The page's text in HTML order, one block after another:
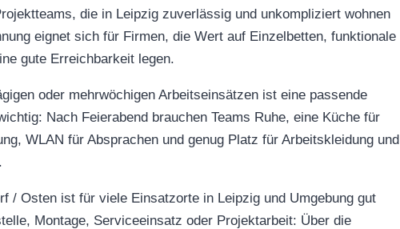
die in Leipzig zuverlässig und unkompliziert wohnen
eignet sich für Firmen, die Wert auf Einzelbetten, funktionale
gute Erreichbarkeit legen.
oder mehrwöchigen Arbeitseinsätzen ist eine passende
Nach Feierabend brauchen Teams Ruhe, eine Küche für
WLAN für Absprachen und genug Platz für Arbeitskleidung und
/ Osten ist für viele Einsatzorte in Leipzig und Umgebung gut
Montage, Serviceeinsatz oder Projektarbeit: Über die